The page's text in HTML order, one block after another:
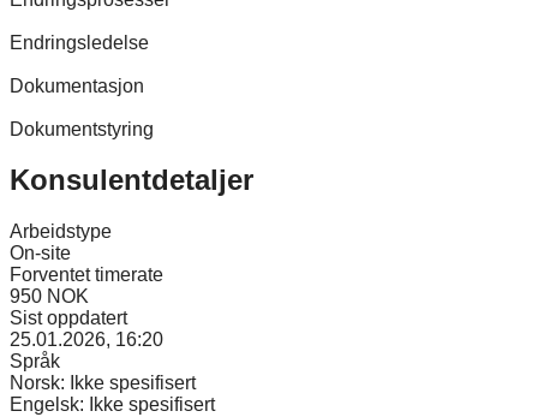
Endringsledelse
Dokumentasjon
Dokumentstyring
Konsulentdetaljer
Arbeidstype
On-site
Forventet timerate
950 NOK
Sist oppdatert
25.01.2026, 16:20
Språk
Norsk:
Ikke spesifisert
Engelsk:
Ikke spesifisert